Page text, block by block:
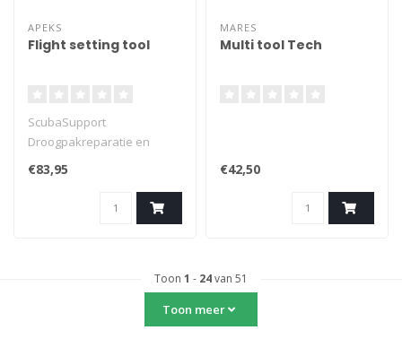
APEKS
Flight setting tool
ScubaSupport
Droogpakreparatie en
servicetools
€83,95
MARES
Multi tool Tech
€42,50
Toon 1 - 24van 51
Toon meer